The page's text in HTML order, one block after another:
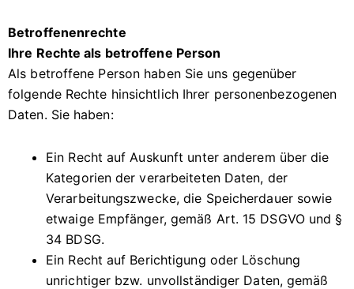
Betroffenenrechte
Ihre Rechte als betroffene Person
Als betroffene Person haben Sie uns gegenüber
folgende Rechte hinsichtlich Ihrer personenbezogenen
Daten. Sie haben:
Ein Recht auf Auskunft unter anderem über die
Kategorien der verarbeiteten Daten, der
Verarbeitungszwecke, die Speicherdauer sowie
etwaige Empfänger, gemäß Art. 15 DSGVO und §
34 BDSG.
Ein Recht auf Berichtigung oder Löschung
unrichtiger bzw. unvollständiger Daten, gemäß